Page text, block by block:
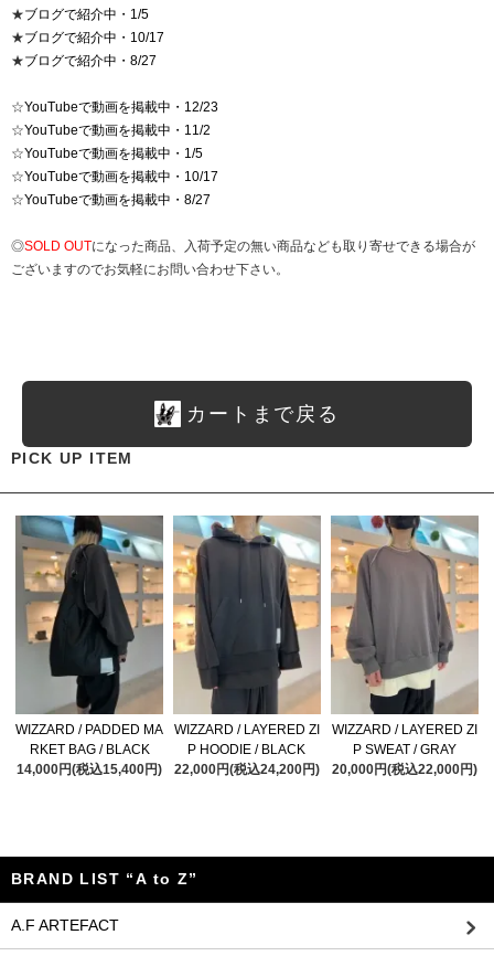
★ブログで紹介中・1/5
★ブログで紹介中・10/17
★ブログで紹介中・8/27
☆YouTubeで動画を掲載中・12/23
☆YouTubeで動画を掲載中・11/2
☆YouTubeで動画を掲載中・1/5
☆YouTubeで動画を掲載中・10/17
☆YouTubeで動画を掲載中・8/27
◎SOLD OUTになった商品、入荷予定の無い商品なども取り寄せできる場合が
ございますのでお気軽にお問い合わせ下さい。
カートまで戻る
PICK UP ITEM
WIZZARD / PADDED MA
RKET BAG / BLACK
14,000円(税込15,400円)
WIZZARD / LAYERED ZI
P HOODIE / BLACK
22,000円(税込24,200円)
WIZZARD / LAYERED ZI
P SWEAT / GRAY
20,000円(税込22,000円)
BRAND LIST “A to Z”
A.F ARTEFACT